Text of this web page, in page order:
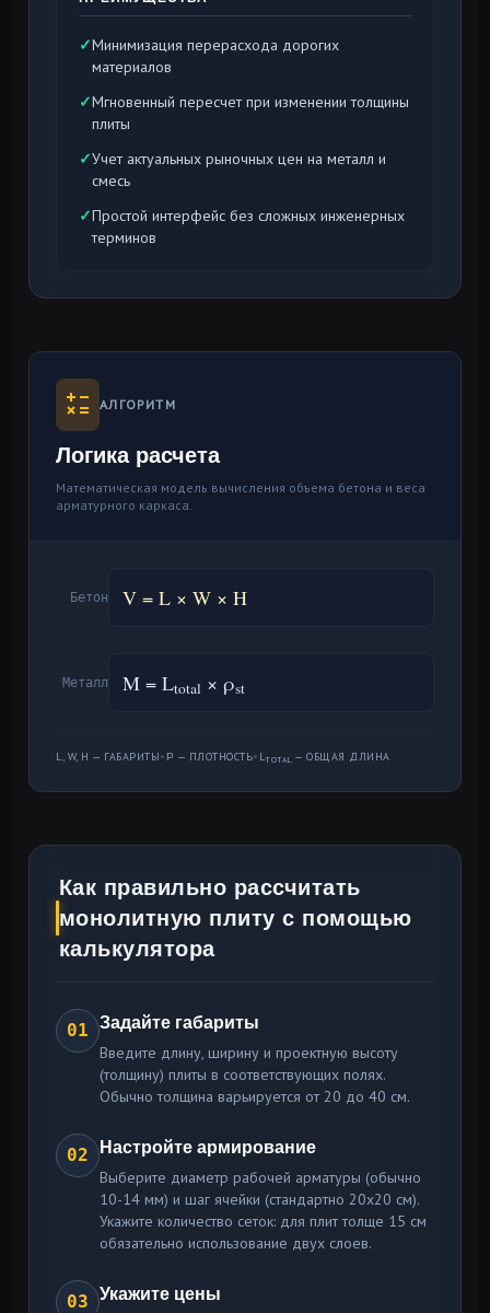
✓Минимизация перерасхода дорогих
материалов
✓Мгновенный пересчет при изменении толщины
плиты
✓Учет актуальных рыночных цен на металл и
смесь
✓Простой интерфейс без сложных инженерных
терминов
АЛГОРИТМ
Логика расчета
Математическая модель вычисления объема бетона и веса
арматурного каркаса.
Бетон V = L × W × H
Металл M = Ltotal × ρst
L, W, H — ГАБАРИТЫ•Ρ — ПЛОТНОСТЬ• LTOTAL — ОБЩАЯ ДЛИНА
Как правильно рассчитать
монолитную плиту с помощью
калькулятора
01 Задайте габариты
Введите длину, ширину и проектную высоту
(толщину) плиты в соответствующих полях.
Обычно толщина варьируется от 20 до 40 см.
02 Настройте армирование
Выберите диаметр рабочей арматуры (обычно
10-14 мм) и шаг ячейки (стандартно 20x20 см).
Укажите количество сеток: для плит толще 15 см
обязательно использование двух слоев.
03 Укажите цены